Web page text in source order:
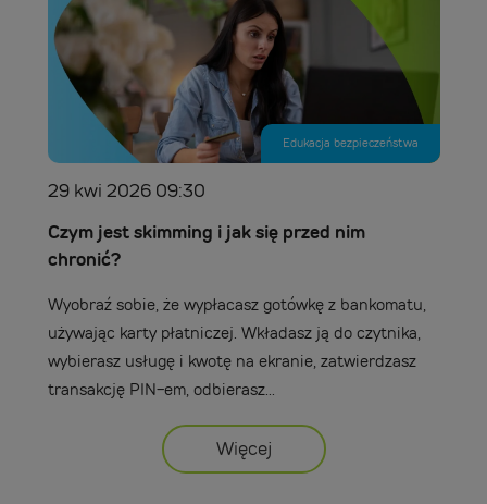
Edukacja bezpieczeństwa
29 kwi 2026 09:30
Czym jest skimming i jak się przed nim
chronić?
Wyobraź sobie, że wypłacasz gotówkę z bankomatu,
używając karty płatniczej. Wkładasz ją do czytnika,
wybierasz usługę i kwotę na ekranie, zatwierdzasz
transakcję PIN-em, odbierasz...
Więcej